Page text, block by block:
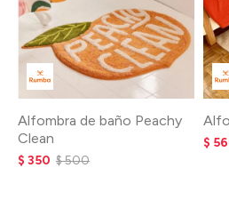
Alfombra de baño Peachy
Clean
$ 350 $500
$